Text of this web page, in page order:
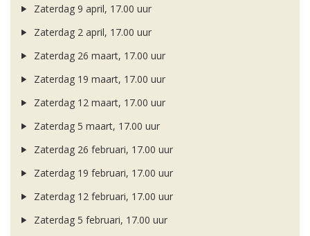
Zaterdag 9 april, 17.00 uur
Zaterdag 2 april, 17.00 uur
Zaterdag 26 maart, 17.00 uur
Zaterdag 19 maart, 17.00 uur
Zaterdag 12 maart, 17.00 uur
Zaterdag 5 maart, 17.00 uur
Zaterdag 26 februari, 17.00 uur
Zaterdag 19 februari, 17.00 uur
Zaterdag 12 februari, 17.00 uur
Zaterdag 5 februari, 17.00 uur